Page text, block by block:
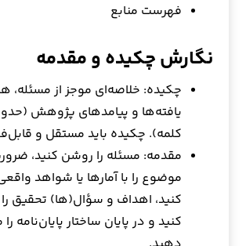
فهرست منابع
نگارش چکیده و مقدمه
چکیده: خلاصه‌ای موجز از مسئله،
کلمه). چکیده باید مستقل و
مقدمه: مسئله را روشن کنید،
موضوع را با آمارها یا شواهد
کنید، اهداف و سؤال(ها) تحقیق
کنید و در پایان ساختار پایان‌نامه